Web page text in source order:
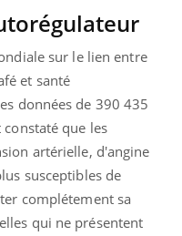
sur le lien entre
et santé
données de 390 435
que les
artérielle, d'angine
susceptibles de
complétement sa
qui ne présentent